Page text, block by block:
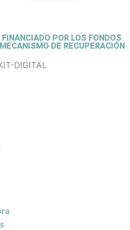
POR LOS FONDOS
DE RECUPERACIÓN